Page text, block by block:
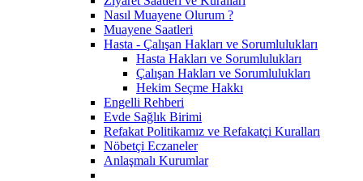
Nasıl Muayene Olurum ?
Muayene Saatleri
Hasta - Çalışan Hakları ve Sorumlulukları
Hasta Hakları ve Sorumlulukları
Çalışan Hakları ve Sorumlulukları
Hekim Seçme Hakkı
Engelli Rehberi
Evde Sağlık Birimi
Refakat Politikamız ve Refakatçi Kuralları
Nöbetçi Eczaneler
Anlaşmalı Kurumlar